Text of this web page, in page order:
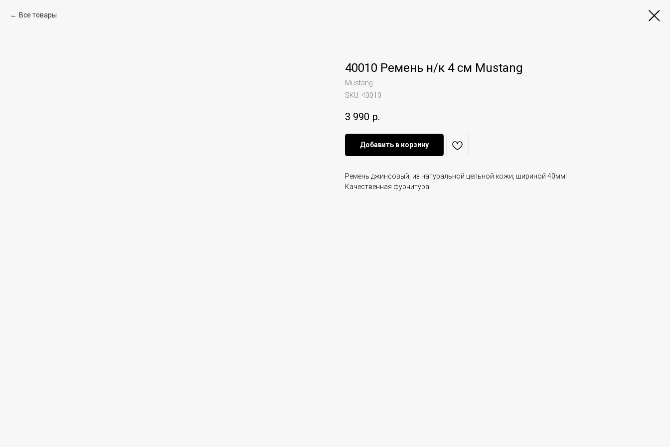
Все товары
40010 Ремень н/к 4 см Mustang
Mustang
SKU: 40010
3 990 р.
Добавить в корзину
Ремень джинсовый, из натуральной цельной кожи, шириной 40мм!
Качественная фурнитура!